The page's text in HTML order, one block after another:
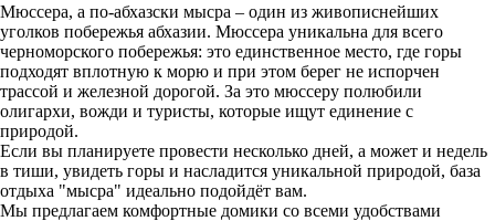
Мюссера, а по-абхазски мысра – один из живописнейших
уголков побережья абхазии. Мюссера уникальна для всего
черноморского побережья: это единственное место, где горы
подходят вплотную к морю и при этом берег не испорчен
трассой и железной дорогой. За это мюссеру полюбили
олигархи, вожди и туристы, которые ищут единение с
природой.
Если вы планируете провести несколько дней, а может и недель
в тиши, увидеть горы и насладится уникальной природой, база
отдыха "мысра" идеально подойдёт вам.
Мы предлагаем комфортные домики со всеми удобствами